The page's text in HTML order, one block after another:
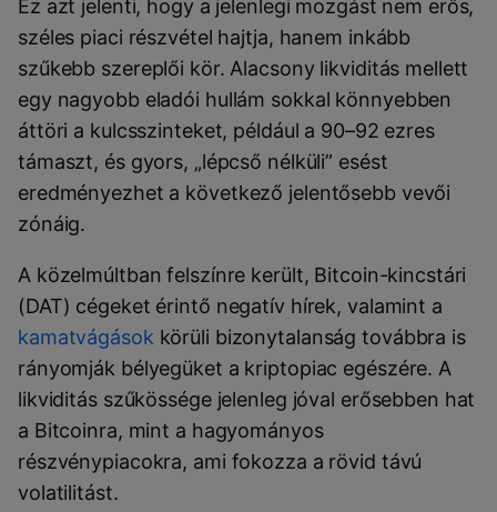
Ez azt jelenti, hogy a jelenlegi mozgást nem erős,
széles piaci részvétel hajtja, hanem inkább
szűkebb szereplői kör. Alacsony likviditás mellett
egy nagyobb eladói hullám sokkal könnyebben
áttöri a kulcsszinteket, például a 90–92 ezres
támaszt, és gyors, „lépcső nélküli” esést
eredményezhet a következő jelentősebb vevői
zónáig.
A közelmúltban felszínre került, Bitcoin-kincstári
(DAT) cégeket érintő negatív hírek, valamint a
kamatvágások körüli bizonytalanság továbbra is
rányomják bélyegüket a kriptopiac egészére. A
likviditás szűkössége jelenleg jóval erősebben hat
a Bitcoinra, mint a hagyományos
részvénypiacokra, ami fokozza a rövid távú
volatilitást.